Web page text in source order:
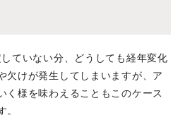
ていない分、どうしても経年変化
欠けが発生してしまいますが、ア
く様を味わえることもこのケース
。